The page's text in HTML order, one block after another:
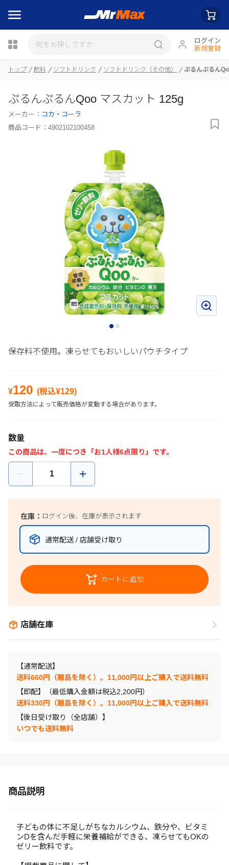
ログイン
新規登録
トップ 飲料 ソフトドリンク ソフトドリンク（その他） ぷるんぷるん
ぷるんぷるんQoo マスカット 125g
メーカー： コカ・コーラ
商品コード： 4902102100458
保存料不使用。凍らせてもおいしいパウチタイプ
¥120 (税込¥129)
受取方法によって販売価格が変動する場合があります。
数量
この商品は、一度につき「お1人様6点限り」です。
在庫： ログイン後、在庫が表示されます
通常配送 / 店舗受け取り
カートに追加
店舗在庫
【通常配送】
送料660円（離島を除く）。11,000円以上ご購入で送料無料
【即配】（最低購入金額は税込2,200円）
送料330円（離島を除く）。11,000円以上ご購入で送料無料
【後日受け取り（全店舗）】
いつでも送料無料
商品説明
子どもの体に不足しがちなカルシウム、鉄分や、ビタミ
ンDを含んだ手軽に栄養補給ができる、凍らせてもOKの
ゼリー飲料です。